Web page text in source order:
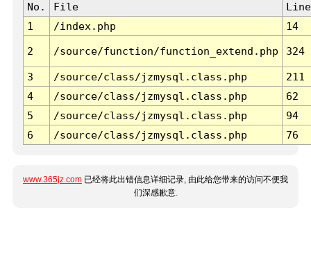
No. File
Line
1
/index.php 14
2 /source/function/function_extend.php 324
3 /source/class/jzmysql.class.php
211
4
/source/class/jzmysql.class.php
62
5
/source/class/jzmysql.class.php
94
6
/source/class/jzmysql.class.php 76
www.365jz.com 已经将此出错信息详细记录, 由此给您带来的访问不便我
们深感歉意.